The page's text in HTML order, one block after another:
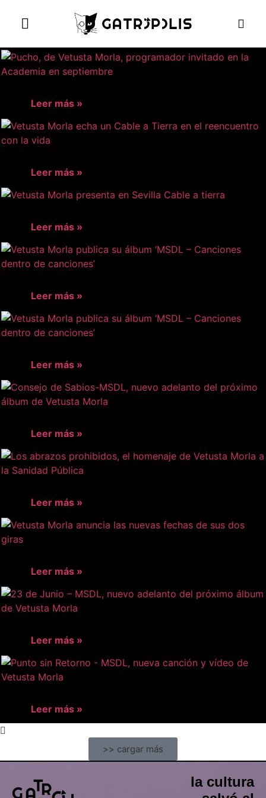
Leer más »
Leer más »
Leer más »
Leer más »
Leer más »
Leer más »
Leer más »
Leer más »
Leer más »
Leer más »
>> cargar más
la cultura